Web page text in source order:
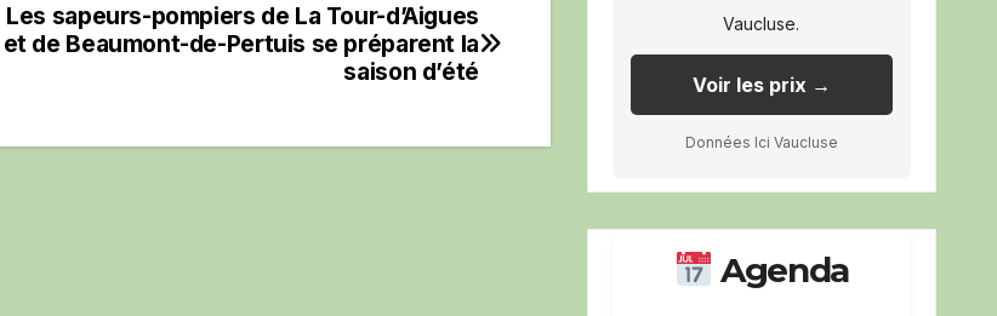
Les sapeurs-pompiers de La Tour-d’Aigues
et de Beaumont-de-Pertuis se préparent la
saison d’été
Vaucluse.
Voir les prix →
Données Ici Vaucluse
Agenda